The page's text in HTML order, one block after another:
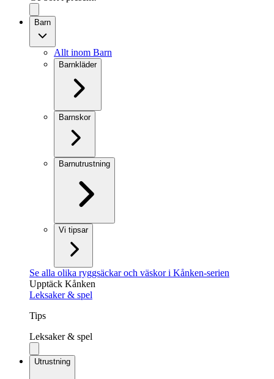
Barn
Allt inom Barn
Barnkläder
Barnskor
Barnutrustning
Vi tipsar
Se alla olika ryggsäckar och väskor i Kånken-serien
Upptäck Kånken
Leksaker & spel
Tips
Leksaker & spel
Utrustning